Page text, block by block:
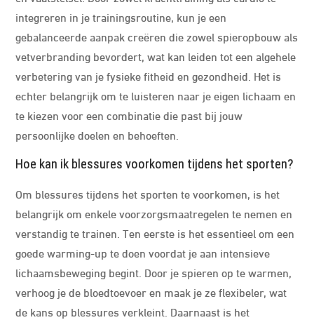
integreren in je trainingsroutine, kun je een
gebalanceerde aanpak creëren die zowel spieropbouw als
vetverbranding bevordert, wat kan leiden tot een algehele
verbetering van je fysieke fitheid en gezondheid. Het is
echter belangrijk om te luisteren naar je eigen lichaam en
te kiezen voor een combinatie die past bij jouw
persoonlijke doelen en behoeften.
Hoe kan ik blessures voorkomen tijdens het sporten?
Om blessures tijdens het sporten te voorkomen, is het
belangrijk om enkele voorzorgsmaatregelen te nemen en
verstandig te trainen. Ten eerste is het essentieel om een
goede warming-up te doen voordat je aan intensieve
lichaamsbeweging begint. Door je spieren op te warmen,
verhoog je de bloedtoevoer en maak je ze flexibeler, wat
de kans op blessures verkleint. Daarnaast is het